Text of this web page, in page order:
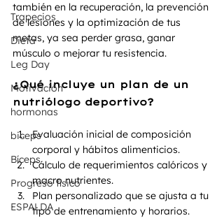
Trapecios
Dieta
Leg Day
Motivación
hormonas
biceps
Bíceps
Progreso físico
ESPALDA
también en la recuperación, la prevención
de lesiones y la optimización de tus
metas, ya sea perder grasa, ganar
músculo o mejorar tu resistencia.
¿Qué incluye un plan de un
nutriólogo deportivo?
Evaluación inicial de composición
corporal y hábitos alimenticios.
Cálculo de requerimientos calóricos y
macro nutrientes.
Plan personalizado que se ajusta a tu
tipo de entrenamiento y horarios.